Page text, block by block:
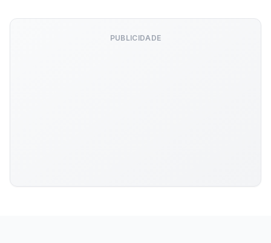
PUBLICIDADE